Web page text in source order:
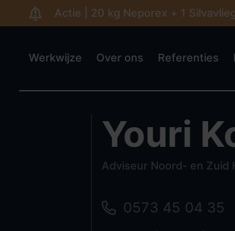
Actie | 20 kg Neporex + 1
Werkwijze Over ons Referenties
Youri
Adviseur Noord- en Zuid
0573 45 04 35